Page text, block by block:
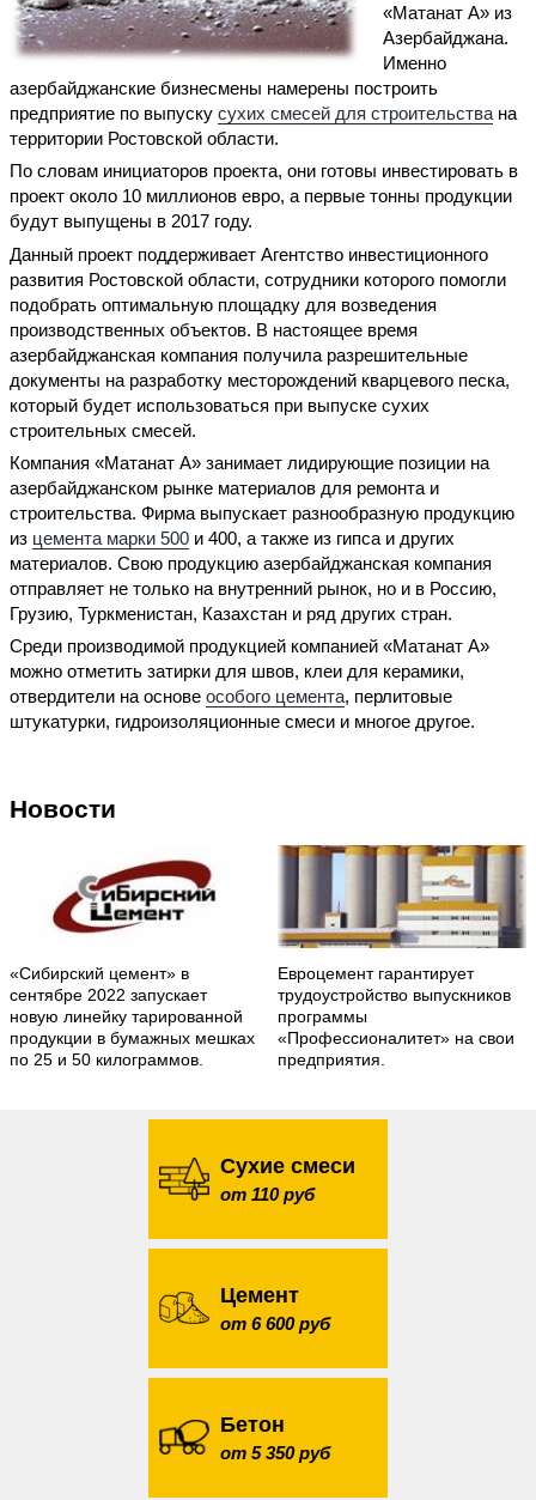
«Матанат А» из
Азербайджана.
Именно
азербайджанские бизнесмены намерены построить
предприятие по выпуску сухих смесей для строительства на
территории Ростовской области.
По словам инициаторов проекта, они готовы инвестировать в
проект около 10 миллионов евро, а первые тонны продукции
будут выпущены в 2017 году.
Данный проект поддерживает Агентство инвестиционного
развития Ростовской области, сотрудники которого помогли
подобрать оптимальную площадку для возведения
производственных объектов. В настоящее время
азербайджанская компания получила разрешительные
документы на разработку месторождений кварцевого песка,
который будет использоваться при выпуске сухих
строительных смесей.
Компания «Матанат А» занимает лидирующие позиции на
азербайджанском рынке материалов для ремонта и
строительства. Фирма выпускает разнообразную продукцию
из цемента марки 500 и 400, а также из гипса и других
материалов. Свою продукцию азербайджанская компания
отправляет не только на внутренний рынок, но и в Россию,
Грузию, Туркменистан, Казахстан и ряд других стран.
Среди производимой продукцией компанией «Матанат А»
можно отметить затирки для швов, клеи для керамики,
отвердители на основе особого цемента, перлитовые
штукатурки, гидроизоляционные смеси и многое другое.
Новости
«Сибирский цемент» в
сентябре 2022 запускает
новую линейку тарированной
продукции в бумажных мешках
по 25 и 50 килограммов.
Евроцемент гарантирует
трудоустройство выпускников
программы
«Профессионалитет» на свои
предприятия.
Сухие смеси
от 110 руб
Цемент
от 6 600 руб
Бетон
от 5 350 руб